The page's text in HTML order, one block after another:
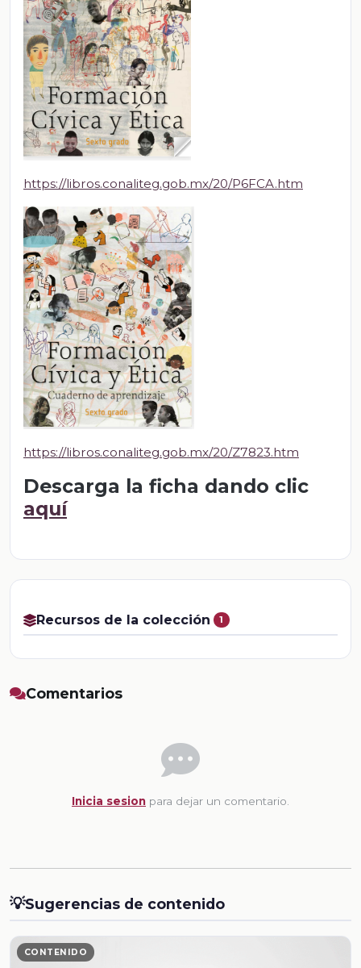
https://libros.conaliteg.gob.mx/20/P6FCA.htm
https://libros.conaliteg.gob.mx/20/Z7823.htm
Descarga la ficha dando clic
aquí
Recursos de la colección 1
Comentarios
Inicia sesion para dejar un comentario.
💡Sugerencias de contenido
CONTENIDO